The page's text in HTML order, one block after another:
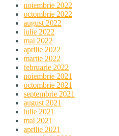
noiembrie 2022
octombrie 2022
august 2022
iulie 2022
mai 2022
aprilie 2022
martie 2022
februarie 2022
noiembrie 2021
octombrie 2021
septembrie 2021
august 2021
iulie 2021
mai 2021
aprilie 2021